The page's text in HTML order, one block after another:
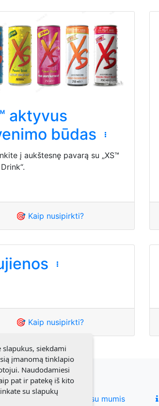
aktyvus
būdas
į aukštesnę pavarą su „XS™
🎯 Kaip nusipirkti?
🎯 Kaip nusipirkti?
Susiekite su mumis
slapukus, siekdami
įmanomą tinklapio
Naudodamiesi
pat ir patekę iš kito
su slapukų